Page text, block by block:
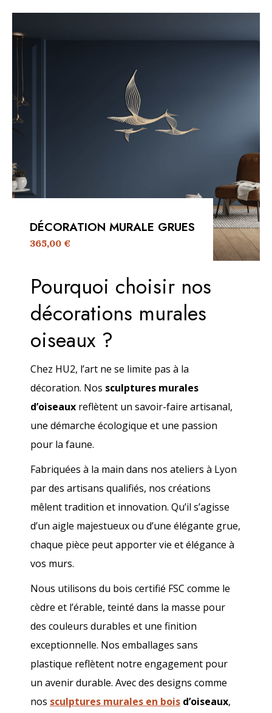
DÉCORATION MURALE GRUES
365,00€
Pourquoi choisir nos
décorations murales
oiseaux ?
Chez HU2, l’art ne se limite pas à la
décoration. Nos sculptures murales
d’oiseaux reflètent un savoir-faire artisanal,
une démarche écologique et une passion
pour la faune.
Fabriquées à la main dans nos ateliers à Lyon
par des artisans qualifiés, nos créations
mêlent tradition et innovation. Qu’il s’agisse
d’un aigle majestueux ou d’une élégante grue,
chaque pièce peut apporter vie et élégance à
vos murs.
Nous utilisons du bois certifié FSC comme le
cèdre et l’érable, teinté dans la masse pour
des couleurs durables et une finition
exceptionnelle. Nos emballages sans
plastique reflètent notre engagement pour
un avenir durable. Avec des designs comme
nos sculptures murales en bois d’oiseaux,